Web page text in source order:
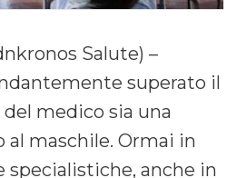
Salute) –
superato il
medico sia una
al maschile. Ormai in
anche in